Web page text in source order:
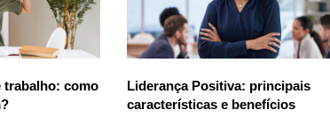
trabalho: como
Liderança Positiva: principais
características e benefícios